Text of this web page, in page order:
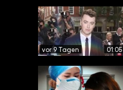
vor 9 Tagen 01:05